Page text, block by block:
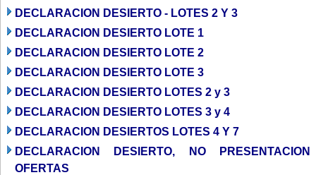
DECLARACION DESIERTO - LOTES 2 Y 3
DECLARACION DESIERTO LOTE 1
DECLARACION DESIERTO LOTE 2
DECLARACION DESIERTO LOTE 3
DECLARACION DESIERTO LOTES 2 y 3
DECLARACION DESIERTO LOTES 3 y 4
DECLARACION DESIERTOS LOTES 4 Y 7
DECLARACION DESIERTO, NO PRESENTACION
OFERTAS